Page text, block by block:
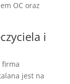
OC oraz
i
firma
jest na